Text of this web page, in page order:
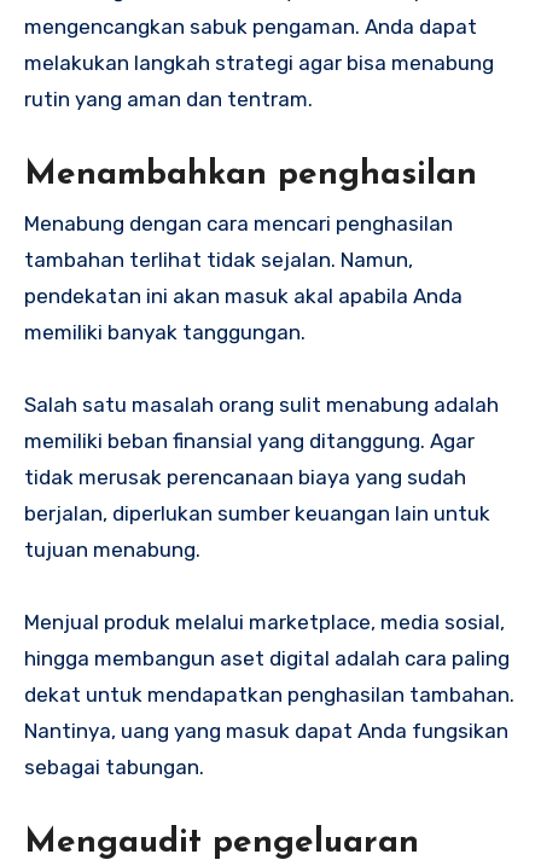
mengencangkan sabuk pengaman. Anda dapat
melakukan langkah strategi agar bisa menabung
rutin yang aman dan tentram.
Menambahkan penghasilan
Menabung dengan cara mencari penghasilan
tambahan terlihat tidak sejalan. Namun,
pendekatan ini akan masuk akal apabila Anda
memiliki banyak tanggungan.
Salah satu masalah orang sulit menabung adalah
memiliki beban finansial yang ditanggung. Agar
tidak merusak perencanaan biaya yang sudah
berjalan, diperlukan sumber keuangan lain untuk
tujuan menabung.
Menjual produk melalui marketplace, media sosial,
hingga membangun aset digital adalah cara paling
dekat untuk mendapatkan penghasilan tambahan.
Nantinya, uang yang masuk dapat Anda fungsikan
sebagai tabungan.
Mengaudit pengeluaran